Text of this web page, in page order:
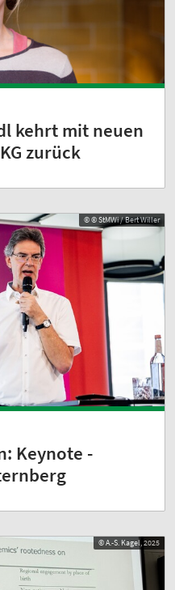
kehrt mit neuen
zurück
© © StMWi / Bert Willer
Keynote -
© A.-S. Kagel, 2025